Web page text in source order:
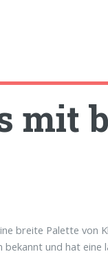
mit
breite Palette von
bekannt und hat